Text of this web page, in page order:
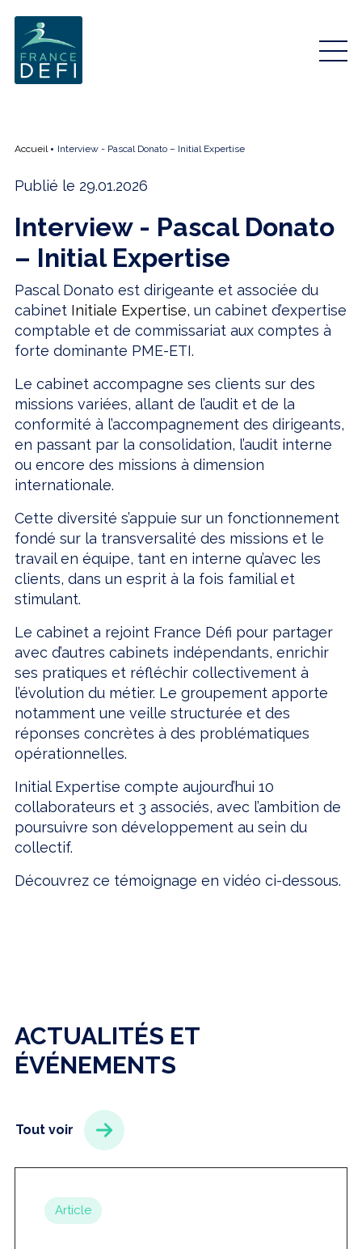
Accueil Interview - Pascal Donato – Initial Expertise
Publié le 29.01.2026
Interview - Pascal Donato
– Initial Expertise
Pascal Donato est dirigeante et associée du
cabinet Initiale Expertise, un cabinet d’expertise
comptable et de commissariat aux comptes à
forte dominante PME-ETI.
Le cabinet accompagne ses clients sur des
missions variées, allant de l’audit et de la
conformité à l’accompagnement des dirigeants,
en passant par la consolidation, l’audit interne
ou encore des missions à dimension
internationale.
Cette diversité s’appuie sur un fonctionnement
fondé sur la transversalité des missions et le
travail en équipe, tant en interne qu’avec les
clients, dans un esprit à la fois familial et
stimulant.
Le cabinet a rejoint France Défi pour partager
avec d’autres cabinets indépendants, enrichir
ses pratiques et réfléchir collectivement à
l’évolution du métier. Le groupement apporte
notamment une veille structurée et des
réponses concrètes à des problématiques
opérationnelles.
Initial Expertise compte aujourd’hui 10
collaborateurs et 3 associés, avec l’ambition de
poursuivre son développement au sein du
collectif.
Découvrez ce témoignage en vidéo ci-dessous.
ACTUALITÉS ET
ÉVÉNEMENTS
Tout voir
Article